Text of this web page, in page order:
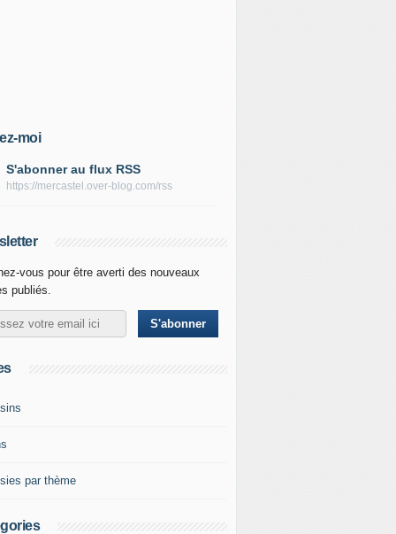
moi
S'abonner au flux RSS
https://mercastel.over-blog.com/rss
vous pour être averti des nouveaux
publiés.
par thème